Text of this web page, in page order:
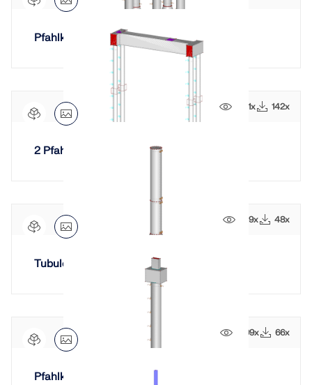
Pfahlkopf mit 5 Pfählen
1331x 142x
2 Pfahlköpfe, 4 Pfähle, 1 Träger
929x 48x
Tubulon
1099x 66x
Pfahlkopf